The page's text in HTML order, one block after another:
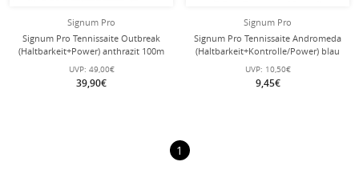
Signum Pro
Signum Pro Tennissaite Outbreak
(Haltbarkeit+Power) anthrazit 100m
Rolle
UVP: 49,00€
39,90€
Signum Pro
Signum Pro Tennissaite Andromeda
(Haltbarkeit+Kontrolle/Power) blau
12m Set
UVP: 10,50€
9,45€
1